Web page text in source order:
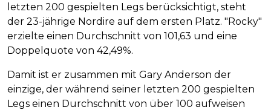
letzten 200 gespielten Legs berücksichtigt, steht
der 23-jährige Nordire auf dem ersten Platz. "Rocky"
erzielte einen Durchschnitt von 101,63 und eine
Doppelquote von 42,49%.
Damit ist er zusammen mit Gary Anderson der
einzige, der während seiner letzten 200 gespielten
Legs einen Durchschnitt von über 100 aufweisen